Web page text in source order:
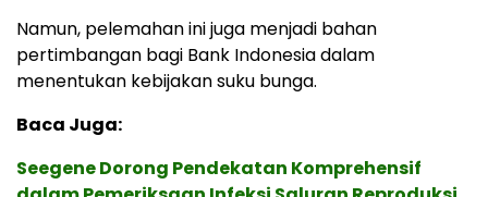
Namun, pelemahan ini juga menjadi bahan
pertimbangan bagi Bank Indonesia dalam
menentukan kebijakan suku bunga.
Baca Juga:
Seegene Dorong Pendekatan Komprehensif